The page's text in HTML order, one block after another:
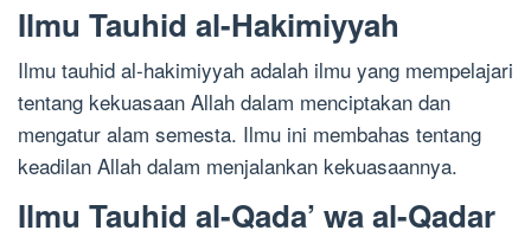
Ilmu Tauhid al-Hakimiyyah
Ilmu tauhid al-hakimiyyah adalah ilmu yang mempelajari
tentang kekuasaan Allah dalam menciptakan dan
mengatur alam semesta. Ilmu ini membahas tentang
keadilan Allah dalam menjalankan kekuasaannya.
Ilmu Tauhid al-Qada’ wa al-Qadar